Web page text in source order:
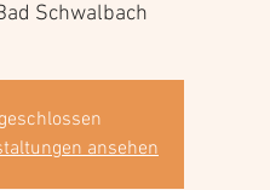
Schwalbach
ansehen